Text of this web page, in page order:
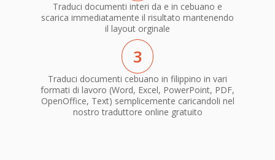
Traduci documenti interi da e in cebuano e
scarica immediatamente il risultato mantenendo
il layout orginale
3
Traduci documenti cebuano in filippino in vari
formati di lavoro (Word, Excel, PowerPoint, PDF,
OpenOffice, Text) semplicemente caricandoli nel
nostro traduttore online gratuito